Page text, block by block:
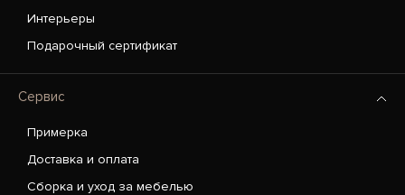
Интерьеры
Подарочный сертификат
Сервис
Примерка
Доставка и оплата
Сборка и уход за мебелью